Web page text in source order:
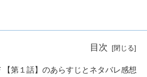
目次
【第１話】のあらすじとネタバレ感想